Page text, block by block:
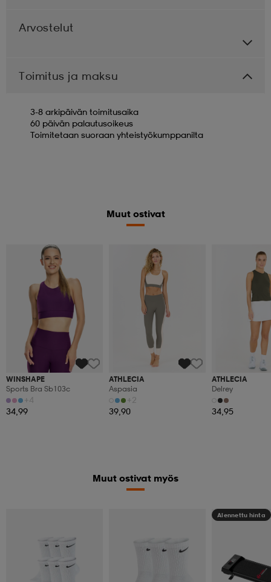
Arvostelut
Toimitus ja maksu
3-8 arkipäivän toimitusaika
60 päivän palautusoikeus
Toimitetaan suoraan yhteistyökumppanilta
Muut ostivat
WINSHAPE
Sports Bra Sb103c
+4
34,99
ATHLECIA
Aspasia
+2
39,90
ATHLECIA
Delrey
34,95
Muut ostivat myös
Alennettu hinta